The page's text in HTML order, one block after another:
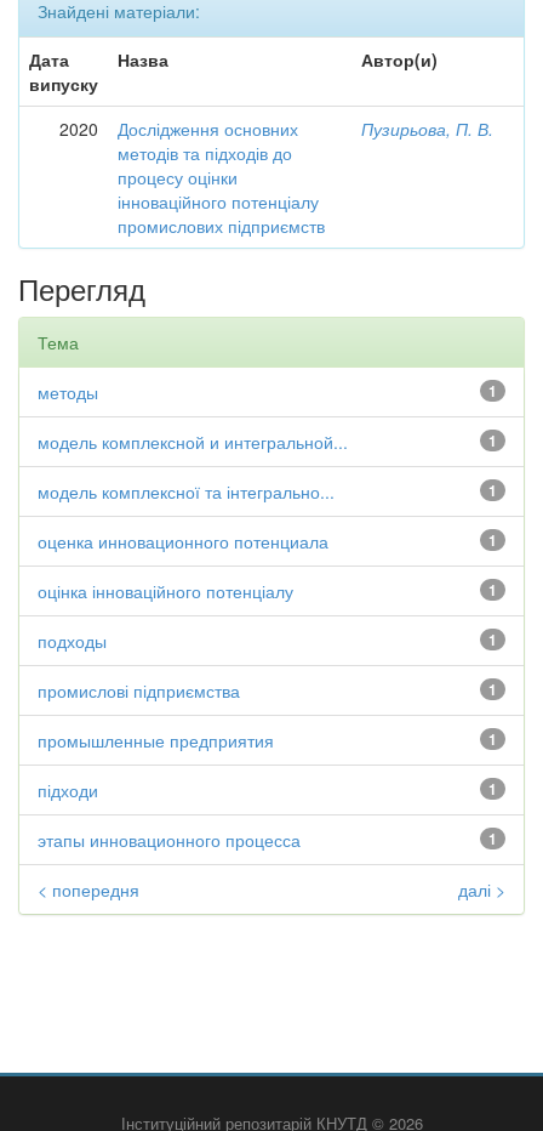
Знайдені матеріали:
Дата
випуску
Назва Автор(и)
2020
Дослідження основних
методів та підходів до
процесу оцінки
інноваційного потенціалу
промислових підприємств
Пузирьова, П. В.
Перегляд
Тема
1
методы
1
модель комплексной и интегральной...
1
модель комплексної та інтегрально...
1
оценка инновационного потенциала
1
оцінка інноваційного потенціалу
1
подходы
1
промислові підприємства
1
промышленные предприятия
1
підходи
1
этапы инновационного процесса
< попередня далі >
Інституційний репозитарій КНУТД © 2026